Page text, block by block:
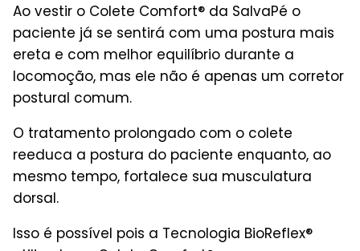
Ao vestir o Colete Comfort® da SalvaPé o
paciente já se sentirá com uma postura mais
ereta e com melhor equilíbrio durante a
locomoção, mas ele não é apenas um corretor
postural comum.
O tratamento prolongado com o colete
reeduca a postura do paciente enquanto, ao
mesmo tempo, fortalece sua musculatura
dorsal.
Isso é possível pois a Tecnologia BioReflex®